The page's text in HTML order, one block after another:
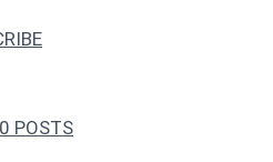
POSTS